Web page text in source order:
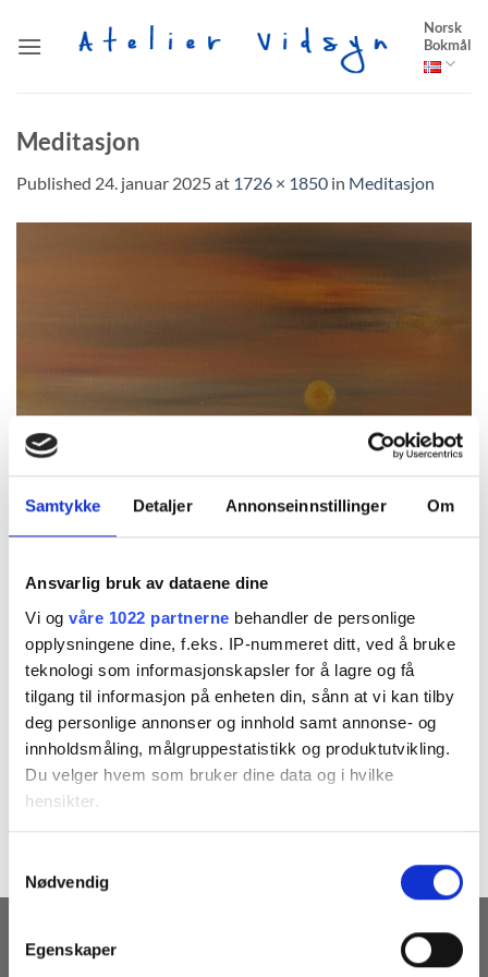
Samtykke Detaljer Annonseinnstillinger Om
Ansvarlig bruk av dataene dine
Vi og våre 1022 partnerne behandler de personlige
opplysningene dine, f.eks. IP-nummeret ditt, ved å bruke
teknologi som informasjonskapsler for å lagre og få
tilgang til informasjon på enheten din, sånn at vi kan tilby
deg personlige annonser og innhold samt annonse- og
innholdsmåling, målgruppestatistikk og produktutvikling.
Du velger hvem som bruker dine data og i hvilke
hensikter.
Innhente informasjon om den geografiske
Identifisere enheten din ved å aktivt skanne den
Nødvendig
Egenskaper
Norsk
Bokmål
Meditasjon
Published 24. januar 2025at 1726 × 1850 in Meditasjon
Both comments and trackbacks are currently closed.
←
Previous
MOTTA VÅRE NYHETSBREV